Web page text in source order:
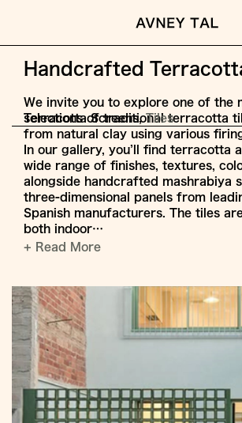
Content
Handcrafted
Terracotta Screens Tiles
We invite you to explore one of the
selections of traditional terracotta
from natural clay using various
In our gallery, you’ll find terracotta
wide range of finishes, textures,
alongside handcrafted mashrabiya
three-dimensional panels from
Spanish manufacturers. The tiles
both indoor…
+ Read More